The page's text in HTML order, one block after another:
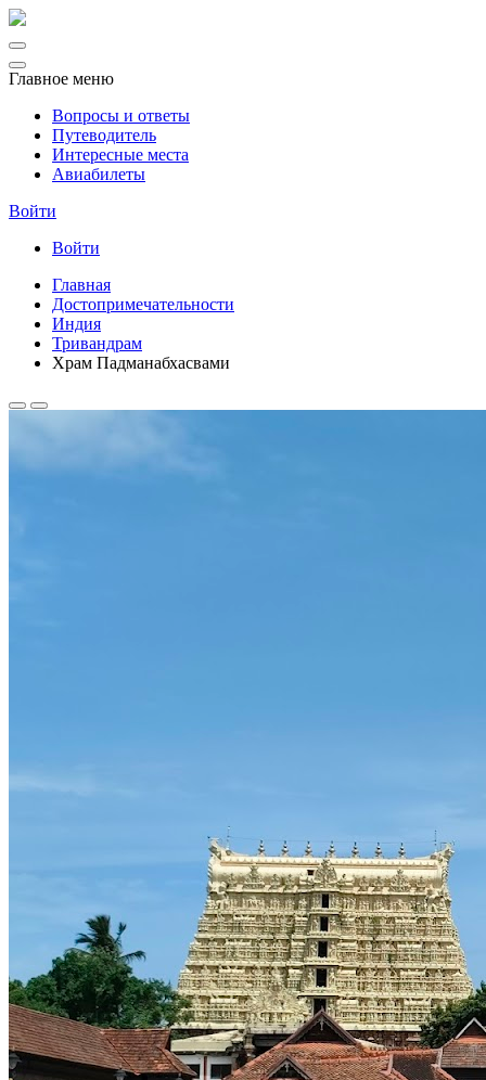
Главное меню
Вопросы и ответы
Путеводитель
Интересные места
Авиабилеты
Войти
Войти
Главная
Достопримечательности
Индия
Тривандрам
Храм Падманабхасвами